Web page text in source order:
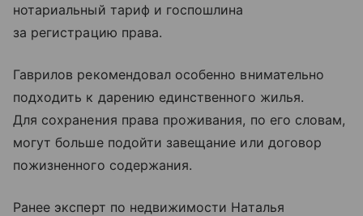
нотариальный тариф и госпошлина
за регистрацию права.
Гаврилов рекомендовал особенно внимательно
подходить к дарению единственного жилья.
Для сохранения права проживания, по его словам,
могут больше подойти завещание или договор
пожизненного содержания.
Ранее эксперт по недвижимости Наталья